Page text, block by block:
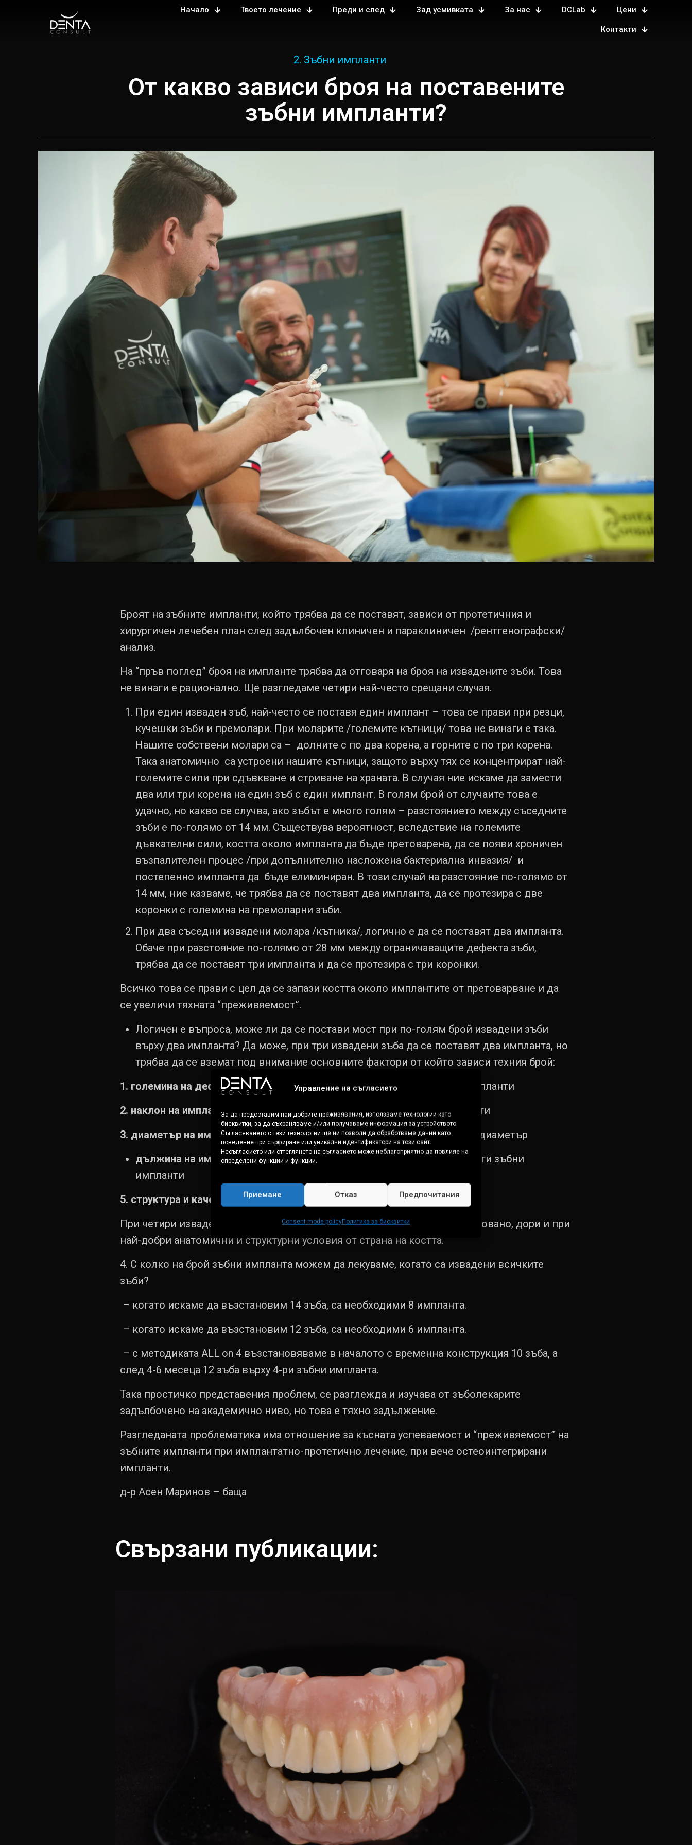
Управление на съгласието
За да предоставим най-добрите преживявания, използваме технологии като
бисквитки, за да съхраняваме и/или получаваме информация за устройството.
Съгласяването с тези технологии ще ни позволи да обработваме данни като
поведение при сърфиране или уникални идентификатори на този сайт.
Несъгласието или оттеглянето на съгласието може неблагоприятно да повлияе на
определени функции и функции.
Приемане Отказ Предпочитания
Consent mode policyПолитика за бисквитки
Начало Твоето лечение Преди и след Зад усмивката За нас DCLab Цени
Контакти
2. Зъбни импланти
От какво зависи броя на поставените
зъбни импланти?
Броят на зъбните импланти, който трябва да се поставят, зависи от протетичния и
хирургичен лечебен план след задълбочен клиничен и параклиничен /рентгенографски/
анализ.
На “пръв поглед” броя на импланте трябва да отговаря на броя на извадените зъби. Това
не винаги е рационално. Ще разгледаме четири най-често срещани случая.
При един изваден зъб, най-често се поставя един имплант – това се прави при резци,
кучешки зъби и премолари. При моларите /големите кътници/ това не винаги е така.
Нашите собствени молари са – долните с по два корена, а горните с по три корена.
Така анатомично са устроени нашите кътници, защото върху тях се концентрират най-
големите сили при сдъвкване и стриване на храната. В случая ние искаме да замести
два или три корена на един зъб с един имплант. В голям брой от случаите това е
удачно, но какво се случва, ако зъбът е много голям – разстоянието между съседните
зъби е по-голямо от 14 мм. Съществува вероятност, вследствие на големите
дъвкателни сили, костта около импланта да бъде претоварена, да се появи хроничен
възпалителен процес /при допълнително насложена бактериална инвазия/ и
постепенно импланта да бъде елиминиран. В този случай на разстояние по-голямо от
14 мм, ние казваме, че трябва да се поставят два импланта, да се протезира с две
коронки с големина на премоларни зъби.
При два съседни извадени молара /кътника/, логично е да се поставят два импланта.
Обаче при разстояние по-голямо от 28 мм между ограничаващите дефекта зъби,
трябва да се поставят три импланта и да се протезира с три коронки.
Всичко това се прави с цел да се запази костта около имплантите от претоварване и да
се увеличи тяхната “преживяемост”.
Логичен е въпроса, може ли да се постави мост при по-голям брой извадени зъби
върху два импланта? Да може, при три извадени зъба да се поставят два импланта, но
трябва да се вземат под внимание основните фактори от който зависи техния брой:
1. големина на дефекта-при по-голям дефект, повече на брой зъбни импланти
2. наклон на имплантите– при по-голям наклон, повече на брой импланти
3. диаметър на имплантите– при по-дебела кост, импланти с по-голям диаметър
дължина на имплантите– при по-голяма височина на костта, по-дълги зъбни
импланти
5. структура и качество на костта
При четири извадени зъба използването на два импланта е твърде рисковано, дори и при
най-добри анатомични и структурни условия от страна на костта.
4. С колко на брой зъбни импланта можем да лекуваме, когато са извадени всичките
зъби?
– когато искаме да възстановим 14 зъба, са необходими 8 импланта.
– когато искаме да възстановим 12 зъба, са необходими 6 импланта.
– с методиката ALL on 4 възстановяваме в началото с временна конструкция 10 зъба, а
след 4-6 месеца 12 зъба върху 4-ри зъбни импланта.
Така простичко представения проблем, се разглежда и изучава от зъболекарите
задълбочено на академично ниво, но това е тяхно задължение.
Разгледаната проблематика има отношение за късната успеваемост и “преживяемост” на
зъбните импланти при имплантатно-протетично лечение, при вече остеоинтегрирани
импланти.
д-р Асен Маринов – баща
Свързани публикации: